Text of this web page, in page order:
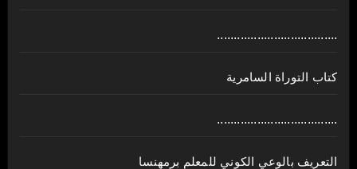
....................................
كتاب التوراة السامرية
....................................
ﺍﻟﺘﻌﺮﻳﻒ ﺑﺎﻟﻮﻋﻲ ﺍﻟﻜﻮﻧﻲ للمعلم برمهنسا